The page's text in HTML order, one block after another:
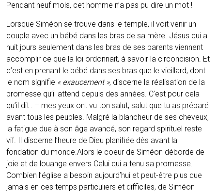
Pendant neuf mois, cet homme n’a pas pu dire un mot !
Lorsque Siméon se trouve dans le temple, il voit venir un
couple avec un bébé dans les bras de sa mère. Jésus qui a
huit jours seulement dans les bras de ses parents viennent
accomplir ce que la loi ordonnait, à savoir la circoncision. Et
c’est en prenant le bébé dans ses bras que le vieillard, dont
le nom signifie « exaucement », discerne la réalisation de la
promesse qu’il attend depuis des années. C’est pour cela
qu’il dit : – mes yeux ont vu ton salut, salut que tu as préparé
avant tous les peuples. Malgré la blancheur de ses cheveux,
la fatigue due à son âge avancé, son regard spirituel reste
vif. Il discerne l’heure de Dieu planifiée dès avant la
fondation du monde.Alors le coeur de Siméon déborde de
joie et de louange envers Celui qui a tenu sa promesse.
Combien l’église a besoin aujourd’hui et peut-être plus que
jamais en ces temps particuliers et difficiles, de Siméon